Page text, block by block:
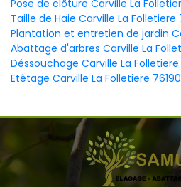
Pose de clôture Carville La
Taille de Haie Carville La Folletiere
Plantation et entretien de jardin
Abattage d'arbres Carville La
Déssouchage Carville La Folletiere
Etêtage Carville La Folletiere 76190